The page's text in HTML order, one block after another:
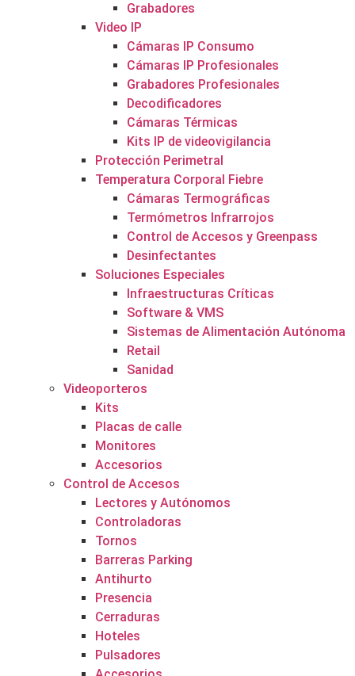
Grabadores
Video IP
Cámaras IP Consumo
Cámaras IP Profesionales
Grabadores Profesionales
Decodificadores
Cámaras Térmicas
Kits IP de videovigilancia
Protección Perimetral
Temperatura Corporal Fiebre
Cámaras Termográficas
Termómetros Infrarrojos
Control de Accesos y Greenpass
Desinfectantes
Soluciones Especiales
Infraestructuras Críticas
Software & VMS
Sistemas de Alimentación Autónoma
Retail
Sanidad
Videoporteros
Kits
Placas de calle
Monitores
Accesorios
Control de Accesos
Lectores y Autónomos
Controladoras
Tornos
Barreras Parking
Antihurto
Presencia
Cerraduras
Hoteles
Pulsadores